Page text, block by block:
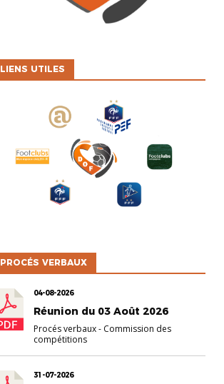
LIENS UTILES
PROCÉS VERBAUX
04-08-2026
Réunion du 03 Août 2026
Procés verbaux- Commission des
compétitions
31-07-2026